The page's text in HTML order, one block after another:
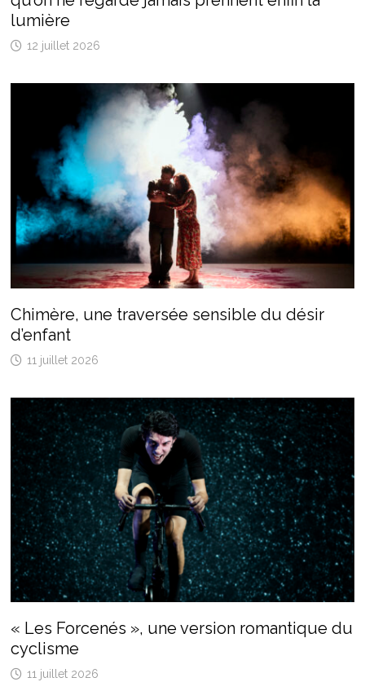
lumière
12 juillet 2026
Chimère, une traversée sensible du désir
d’enfant
11 juillet 2026
« Les Forcenés », une version romantique du
cyclisme
11 juillet 2026